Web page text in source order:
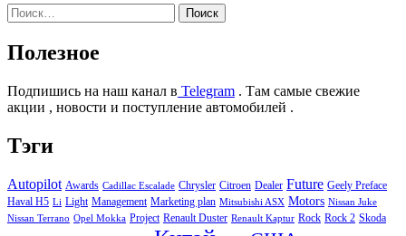
Найти:
Полезное
Подпишись на наш канал в Telegram . Там самые свежие
акции , новости и поступление автомобилей .
Тэги
Autopilot Awards Cadillac Escalade Chrysler Citroen Dealer Future Geely Preface
Haval H5 Li Light Management Marketing plan Mitsubishi ASX Motors Nissan Juke
Nissan Terrano Opel Mokka Project Renault Duster Renault Kaptur Rock Rock 2 Skoda